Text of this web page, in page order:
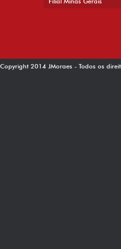
Copyright 2014 JMoraes - Todos os